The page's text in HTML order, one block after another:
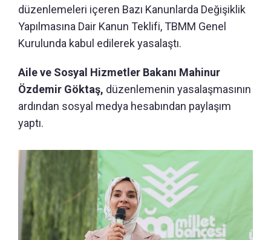
düzenlemeleri içeren Bazı Kanunlarda Değişiklik
Yapılmasına Dair Kanun Teklifi, TBMM Genel
Kurulunda kabul edilerek yasalaştı.
Aile ve Sosyal Hizmetler Bakanı Mahinur
Özdemir Göktaş, düzenlemenin yasalaşmasının
ardından sosyal medya hesabından paylaşım
yaptı.